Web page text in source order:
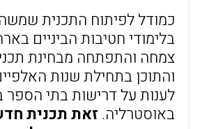
כמודל לפיתוח התכנית
בלימודי חטיבות הביניים
צמחה והתפתחה מבחינת
והתוכן בתחילת שנות
לענות על דרישות בתי הספר
באוסטרליה. זאת תכנית